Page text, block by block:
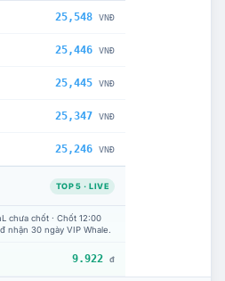
25,548 VNĐ
25,446 VNĐ
25,445 VNĐ
25,347 VNĐ
25,246 VNĐ
TOP 5 · LIVE
chưa chốt · Chốt 12:00
nhận 30 ngày VIP Whale.
9.922 đ